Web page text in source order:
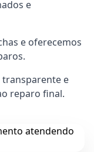
e
e oferecemos
e
reparo final.